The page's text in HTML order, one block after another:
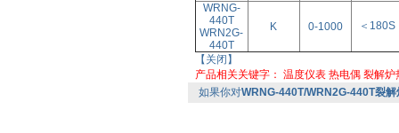
WRNG-
440T
WRN2G-
440T
K 0-1000 ＜180S
【关闭】
产品相关关键字： 温度仪表 热电偶 裂解炉
如果你对WRNG-440T/WRN2G-440T裂解